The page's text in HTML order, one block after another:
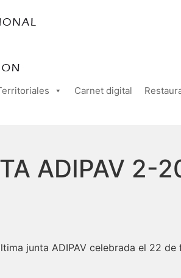
Carnet digital
ADIPAV 2-
junta ADIPAV celebrada el 22 de